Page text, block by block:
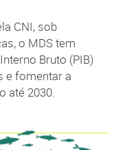
CNI, sob
o MDS tem
Bruto (PIB)
e fomentar a
até 2030.